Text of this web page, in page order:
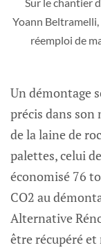
Yoann Beltramelli,
réemploi de
Un démontage
précis dans son
de la laine de
palettes, celui
économisé 76
CO2 au
Alternative
être récupéré